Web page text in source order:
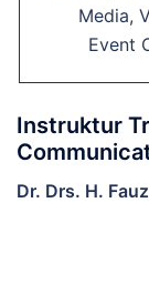
Media,
Event
Instruktur
Dr. Drs. H.